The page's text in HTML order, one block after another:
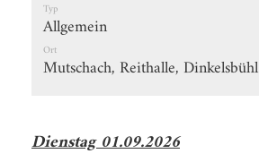
Typ
Allgemein
Ort
Mutschach, Reithalle, Dinkelsbühl
Dienstag 01.09.2026